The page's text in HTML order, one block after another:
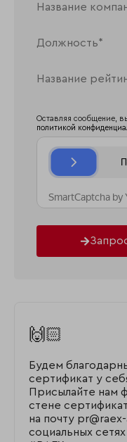
Оставляя сообщение,
политикой
🙌🏻
Будем
сертификат у
Присылайте нам
стене
на почту
социальных